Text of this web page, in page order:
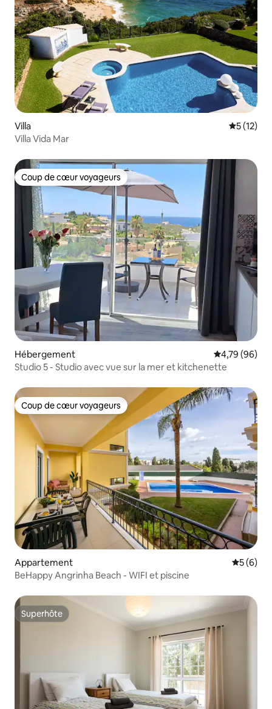
Villa
5 (12)
Villa Vida Mar
Coup de cœur voyageurs
Coup de cœur voyageurs
Hébergement Évaluation
4,79 (96)
Studio 5 - Studio avec vue sur la mer et kitchenette
Coup de cœur voyageurs
Coup de cœur voyageurs
Appartement
5 (6)
BeHappy Angrinha Beach - WIFI et piscine
Superhôte
Superhôte